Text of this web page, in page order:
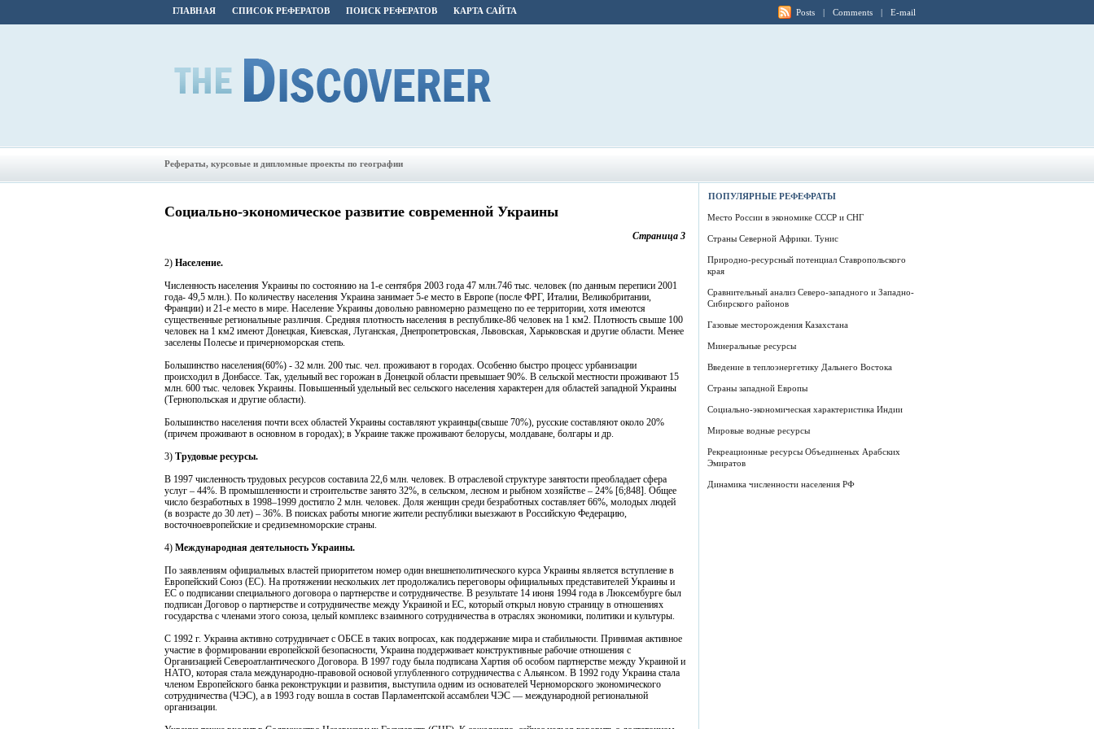
ГЛАВНАЯ СПИСОК РЕФЕРАТОВ ПОИСК РЕФЕРАТОВ КАРТА САЙТА Posts | Comments | E-mail
Рефераты, курсовые и дипломные проекты по географии
Социально-экономическое развитие современной Украины
Страница 3
2) Население.
Численность населения Украины по состоянию на 1-е сентября 2003 года 47 млн.746 тыс. человек (по данным переписи 2001
года- 49,5 млн.). По количеству населения Украина занимает 5-е место в Европе (после ФРГ, Италии, Великобритании,
Франции) и 21-е место в мире. Население Украины довольно равномерно размещено по ее территории, хотя имеются
существенные региональные различия. Средняя плотность населения в республике-86 человек на 1 км2. Плотность свыше 100
человек на 1 км2 имеют Донецкая, Киевская, Луганская, Днепропетровская, Львовская, Харьковская и другие области. Менее
заселены Полесье и причерноморская степь.
Большинство населения(60%) - 32 млн. 200 тыс. чел. проживают в городах. Особенно быстро процесс урбанизации
происходил в Донбассе. Так, удельный вес горожан в Донецкой области превышает 90%. В сельской местности проживают 15
млн. 600 тыс. человек Украины. Повышенный удельный вес сельского населения характерен для областей западной Украины
(Тернопольская и другие области).
Большинство населения почти всех областей Украины составляют украинцы(свыше 70%), русские составляют около 20%
(причем проживают в основном в городах); в Украине также проживают белорусы, молдаване, болгары и др.
3) Трудовые ресурсы.
В 1997 численность трудовых ресурсов составила 22,6 млн. человек. В отраслевой структуре занятости преобладает сфера
услуг – 44%. В промышленности и строительстве занято 32%, в сельском, лесном и рыбном хозяйстве – 24% [6;848]. Общее
число безработных в 1998–1999 достигло 2 млн. человек. Доля женщин среди безработных составляет 66%, молодых людей
(в возрасте до 30 лет) – 36%. В поисках работы многие жители республики выезжают в Российскую Федерацию,
восточноевропейские и средиземноморские страны.
4) Международная деятельность Украины.
По заявлениям официальных властей приоритетом номер один внешнеполитического курса Украины является вступление в
Европейский Союз (ЕС). На протяжении нескольких лет продолжались переговоры официальных представителей Украины и
ЕС о подписании специального договора о партнерстве и сотрудничестве. В результате 14 июня 1994 года в Люксембурге был
подписан Договор о партнерстве и сотрудничестве между Украиной и ЕС, который открыл новую страницу в отношениях
государства с членами этого союза, целый комплекс взаимного сотрудничества в отраслях экономики, политики и культуры.
С 1992 г. Украина активно сотрудничает с ОБСЕ в таких вопросах, как поддержание мира и стабильности. Принимая активное
участие в формировании европейской безопасности, Украина поддерживает конструктивные рабочие отношения с
Организацией Североатлантического Договора. В 1997 году была подписана Хартия об особом партнерстве между Украиной и
НАТО, которая стала международно-правовой основой углубленного сотрудничества с Альянсом. В 1992 году Украина стала
членом Европейского банка реконструкции и развития, выступила одним из основателей Черноморского экономического
сотрудничества (ЧЭС), а в 1993 году вошла в состав Парламентской ассамблеи ЧЭС — международной региональной
организации.
ПОПУЛЯРНЫЕ РЕФЕФРАТЫ
Место России в экономике СССР и СНГ
Страны Северной Африки. Тунис
Природно-ресурсный потенциал Ставропольского
края
Сравнительный анализ Северо-западного и Западно-
Сибирского районов
Газовые месторождения Казахстана
Минеральные ресурсы
Введение в теплоэнергетику Дальнего Востока
Страны западной Европы
Социально-экономическая характеристика Индии
Мировые водные ресурсы
Рекреационные ресурсы Объединеных Арабских
Эмиратов
Динамика численности населения РФ